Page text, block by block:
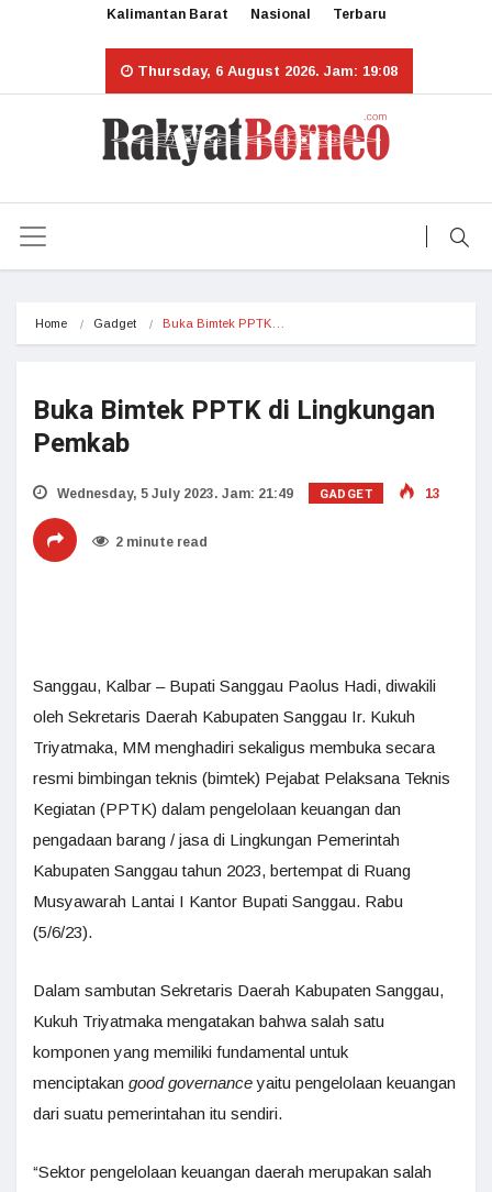
Kalimantan Barat Nasional Terbaru
Thursday, 6 August 2026. Jam: 19:08
Home Gadget Buka Bimtek PPTK…
Buka Bimtek PPTK di Lingkungan
Pemkab
Wednesday, 5 July 2023. Jam: 21:49 GADGET 13
2 minute read
Sanggau, Kalbar – Bupati Sanggau Paolus Hadi, diwakili
oleh Sekretaris Daerah Kabupaten Sanggau Ir. Kukuh
Triyatmaka, MM menghadiri sekaligus membuka secara
resmi bimbingan teknis (bimtek) Pejabat Pelaksana Teknis
Kegiatan (PPTK) dalam pengelolaan keuangan dan
pengadaan barang / jasa di Lingkungan Pemerintah
Kabupaten Sanggau tahun 2023, bertempat di Ruang
Musyawarah Lantai I Kantor Bupati Sanggau. Rabu
(5/6/23).
Dalam sambutan Sekretaris Daerah Kabupaten Sanggau,
Kukuh Triyatmaka mengatakan bahwa salah satu
komponen yang memiliki fundamental untuk
menciptakan good governanceyaitu pengelolaan keuangan
dari suatu pemerintahan itu sendiri.
“Sektor pengelolaan keuangan daerah merupakan salah